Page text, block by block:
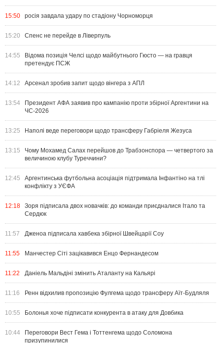
15:50 росія завдала удару по стадіону Чорноморця
15:20 Спенс не перейде в Ліверпуль
14:55
Відома позиція Челсі щодо майбутнього Гюсто — на гравця
претендує ПСЖ
14:12 Арсенал зробив запит щодо вінгера з АПЛ
13:54
Президент АФА заявив про кампанію проти збірної Аргентини на
ЧС-2026
13:25 Наполі веде переговори щодо трансферу Габріеля Жезуса
13:15
Чому Мохамед Салах перейшов до Трабзонспора — четвертого за
величиною клубу Туреччини?
12:45
Аргентинська футбольна асоціація підтримала Інфантіно на тлі
конфлікту з УЄФА
12:18
Зоря підписала двох новачків: до команди приєдналися Італо та
Сердюк
11:57 Дженоа підписала хавбека збірної Швейцарії Соу
11:55 Манчестер Сіті зацікавився Енцо Фернандесом
11:22 Даніель Мальдіні змінить Аталанту на Кальярі
11:16 Ренн відхилив пропозицію Фулгема щодо трансферу Аїт-Будляля
10:55 Болонья хоче підписати конкурента в атаку для Довбика
10:44
Переговори Вест Гема і Тоттенгема щодо Соломона
призупинилися